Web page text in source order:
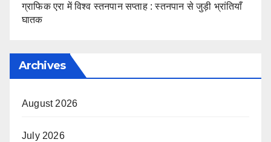
ग्राफिक एरा में विश्व स्तनपान सप्ताह : स्तनपान से जुड़ी भ्रांतियाँ
घातक
Archives
August 2026
July 2026